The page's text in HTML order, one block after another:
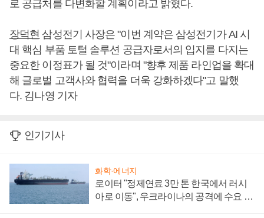
로 공급처를 다변화할 계획이라고 밝혔다.
장덕현 삼성전기 사장은 "이번 계약은 삼성전기가 AI 시
대 핵심 부품 토털 솔루션 공급자로서의 입지를 다지는
중요한 이정표가 될 것"이라며 "향후 제품 라인업을 확대
해 글로벌 고객사와 협력을 더욱 강화하겠다"고 말했
다. 김나영 기자
인기기사
화학·에너지
로이터 "정제연료 3만 톤 한국에서 러시
아로 이동", 우크라이나의 공격에 수요 늘